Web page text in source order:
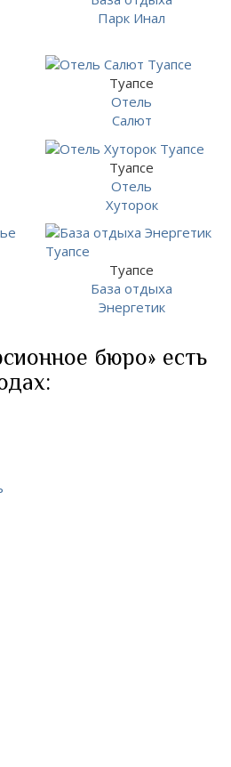
Парк Инал
Туапсе
Отель
Салют
Туапсе
Отель
Хуторок
Туапсе
База отдыха
Энергетик
бюро» есть